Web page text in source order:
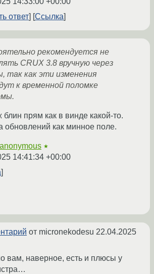
ответ
Ссылка
рекомендуется не
CRUX 3.8 вручную через
так как эти изменения
к временной поломке
блин прям как в винде какой-то.
обновлений как минное поле.
★
14:41:34 +00:00
от micronekodesu 22.04.2025
вам, наверное, есть и плюсы у